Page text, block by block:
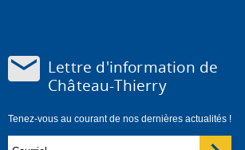
Lettre d'information de
Château-Thierry
Tenez-vous au courant de nos dernières actualités !